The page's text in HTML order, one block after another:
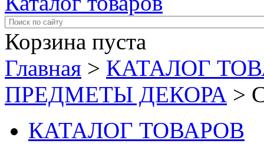
Корзина пуста
Главная > КАТАЛОГ
ПРЕДМЕТЫ ДЕКОРА >
КАТАЛОГ ТОВАРОВ